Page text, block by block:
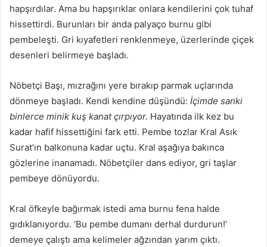
hapşırdılar. Ama bu hapşırıklar onlara kendilerini çok tuhaf
hissettirdi. Burunları bir anda palyaço burnu gibi
pembeleşti. Gri kıyafetleri renklenmeye, üzerlerinde çiçek
desenleri belirmeye başladı.
Nöbetçi Başı, mızrağını yere bırakıp parmak uçlarında
dönmeye başladı. Kendi kendine düşündü: İçimde sanki
binlerce minik kuş kanat çırpıyor. Hayatında ilk kez bu
kadar hafif hissettiğini fark etti. Pembe tozlar Kral Asık
Surat’ın balkonuna kadar uçtu. Kral aşağıya bakınca
gözlerine inanamadı. Nöbetçiler dans ediyor, gri taşlar
pembeye dönüyordu.
Kral öfkeyle bağırmak istedi ama burnu fena halde
gıdıklanıyordu. ‘Bu pembe dumanı derhal durdurun!’
demeye çalıştı ama kelimeler ağzından yarım çıktı.